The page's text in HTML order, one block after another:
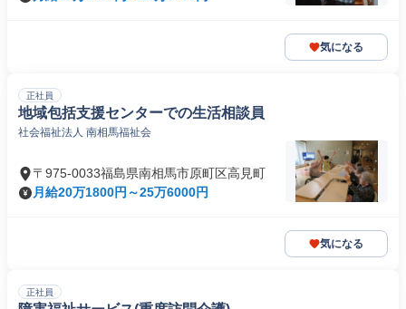
気になる
正社員
地域包括支援センターでの生活相談員
社会福祉法人 南相馬福祉会
〒975-0033福島県南相馬市原町区高見町
月給20万1800円～25万6000円
気になる
正社員